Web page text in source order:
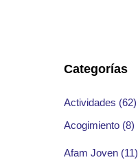
Categorías
Actividades (62)
Acogimiento (8)
Afam Joven (11)